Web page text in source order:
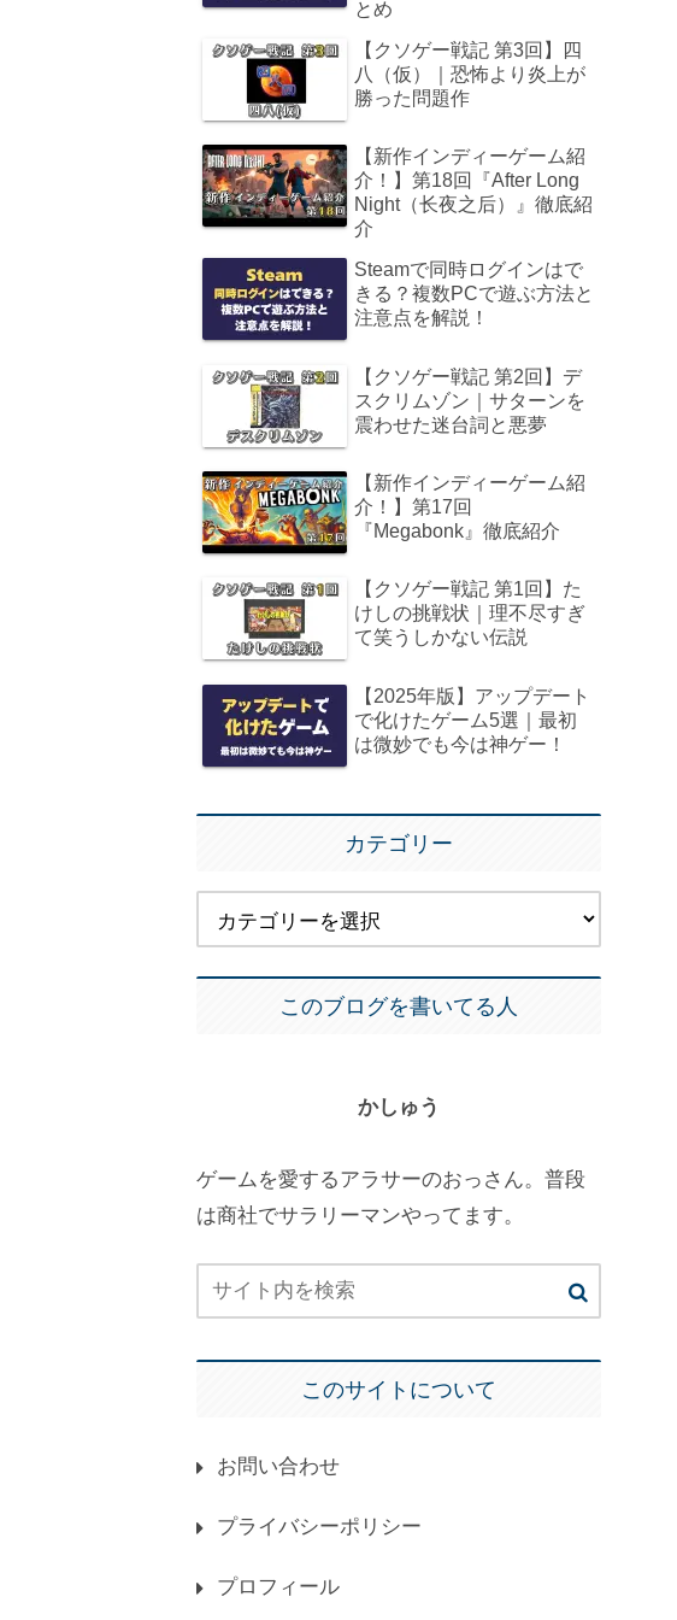
とめ
【クソゲー戦記 第3回】四
八（仮）｜恐怖より炎上が
勝った問題作
【新作インディーゲーム紹
介！】第18回『After Long
Night（长夜之后）』徹底紹
介
Steamで同時ログインはで
きる？複数PCで遊ぶ方法と
注意点を解説！
【クソゲー戦記 第2回】デ
スクリムゾン｜サターンを
震わせた迷台詞と悪夢
【新作インディーゲーム紹
介！】第17回
『Megabonk』徹底紹介
【クソゲー戦記 第1回】た
けしの挑戦状｜理不尽すぎ
て笑うしかない伝説
【2025年版】アップデート
で化けたゲーム5選｜最初
は微妙でも今は神ゲー！
カテゴリー
このブログを書いてる人
かしゅう
ゲームを愛するアラサーのおっさん。普段
は商社でサラリーマンやってます。
このサイトについて
お問い合わせ
プライバシーポリシー
プロフィール